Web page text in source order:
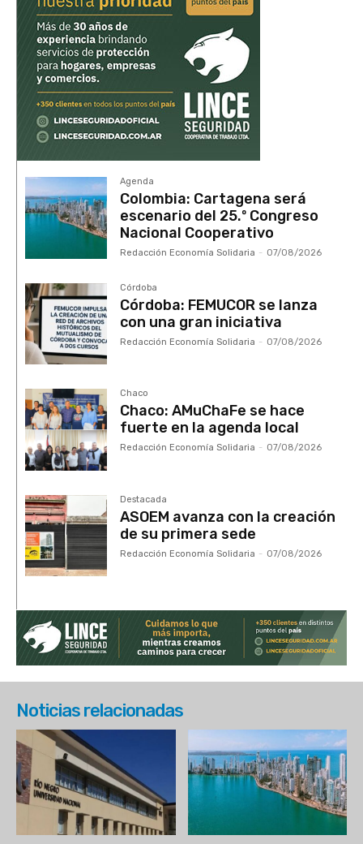
Agenda
Colombia: Cartagena será
escenario del 25.º Congreso
Nacional Cooperativo
Redacción Economía Solidaria - 07/08/2026
Córdoba
Córdoba: FEMUCOR se lanza
con una gran iniciativa
Redacción Economía Solidaria - 07/08/2026
Chaco
Chaco: AMuChaFe se hace
fuerte en la agenda local
Redacción Economía Solidaria - 07/08/2026
Destacada
ASOEM avanza con la creación
de su primera sede
Redacción Economía Solidaria - 07/08/2026
Noticias relacionadas